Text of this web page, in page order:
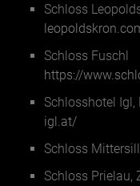
Schloss
Schloss Fuschl
https://
Schlosshotel Igl,
igl.at/
Schloss Mittersill
Schloss Prielau,